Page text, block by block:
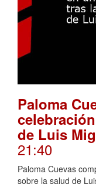
Paloma
de Luis
21:40
Paloma Cuevas
sobre la salud de